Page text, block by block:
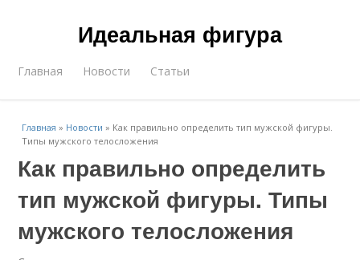
Идеальная фигура
Главная Новости Статьи
Главная » Новости » Как правильно определить тип мужской фигуры.
Типы мужского телосложения
Как правильно определить
тип мужской фигуры. Типы
мужского телосложения